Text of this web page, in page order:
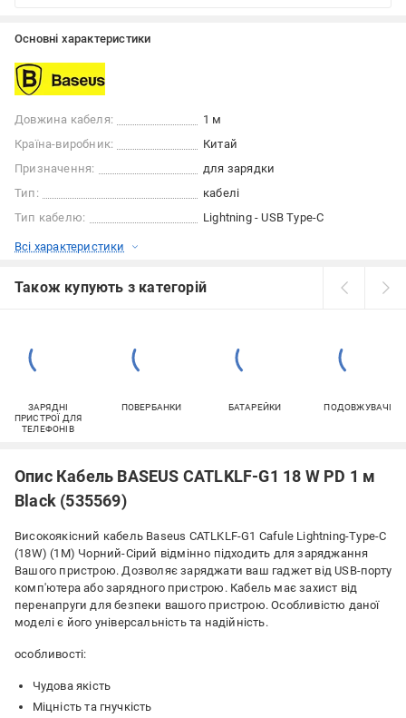
Основні характеристики
Довжина кабеля:
1 м
Країна-виробник:
Китай
Призначення:
для зарядки
Тип:
кабелі
Тип кабелю:
Lightning - USB Type-C
Всі характеристики
Також купують з категорій
ЗАРЯДНІ
ПРИСТРОЇ ДЛЯ
ТЕЛЕФОНІВ
ПОВЕРБАНКИ БАТАРЕЙКИ ПОДОВЖУВАЧІ
Опис Кабель BASEUS CATLKLF-G1 18 W PD 1 м
Black (535569)
Високоякісний кабель Baseus CATLKLF-G1 Cafule Lightning-Type-C
(18W) (1M) Чорний-Сірий відмінно підходить для заряджання
Вашого пристрою. Дозволяє заряджати ваш гаджет від USB-порту
комп'ютера або зарядного пристрою. Кабель має захист від
перенапруги для безпеки вашого пристрою. Особливістю даної
моделі є його універсальність та надійність.
особливості:
Чудова якість
Міцність та гнучкість